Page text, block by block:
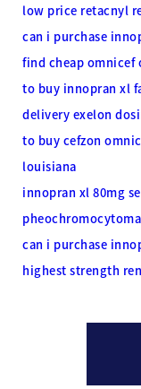
low price retacnyl
can i purchase
find cheap
to buy innopran xl
delivery exelon
to buy cefzon
louisiana
innopran xl 80mg
can i purchase
highest strength